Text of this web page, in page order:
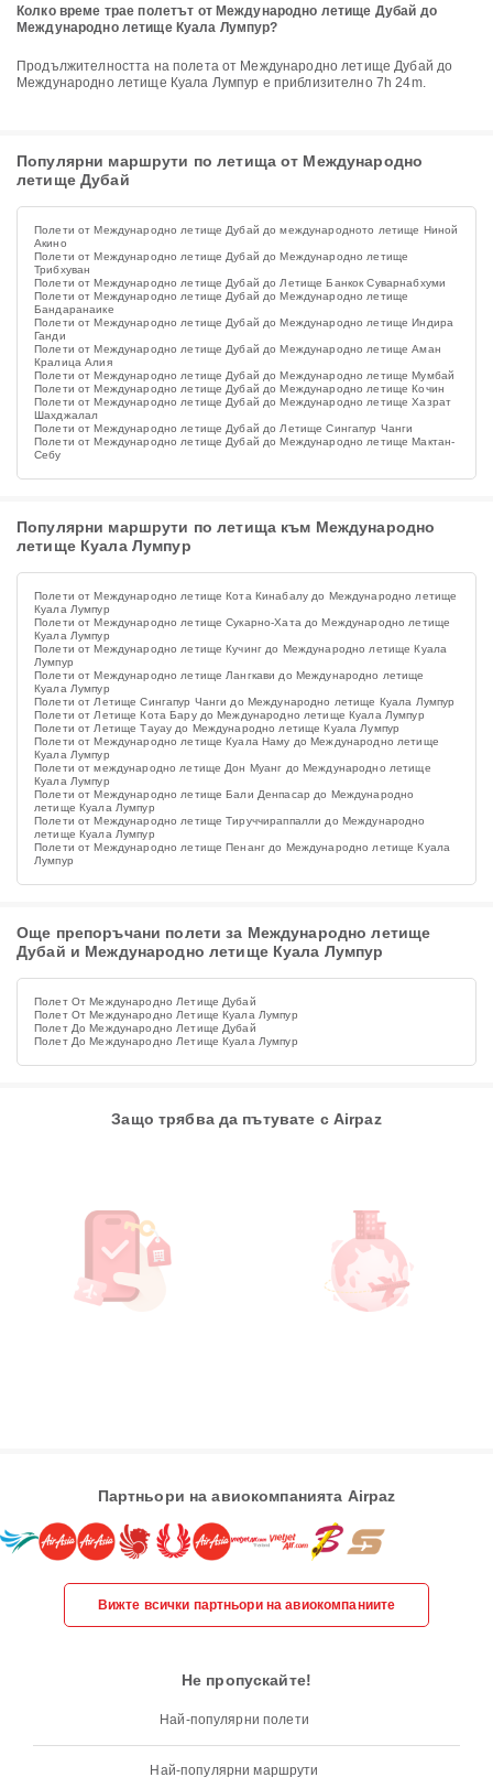
Колко време трае полетът от Международно летище Дубай до
Международно летище Куала Лумпур?
Продължителността на полета от Международно летище Дубай до
Международно летище Куала Лумпур е приблизително 7h 24m.
Популярни маршрути по летища от Международно
летище Дубай
Полети от Международно летище Дубай до международното летище Ниной
Акино
Полети от Международно летище Дубай до Международно летище
Трибхуван
Полети от Международно летище Дубай до Летище Банкок Суварнабхуми
Полети от Международно летище Дубай до Международно летище
Бандаранаике
Полети от Международно летище Дубай до Международно летище Индира
Ганди
Полети от Международно летище Дубай до Международно летище Аман
Кралица Алия
Полети от Международно летище Дубай до Международно летище Мумбай
Полети от Международно летище Дубай до Международно летище Кочин
Полети от Международно летище Дубай до Международно летище Хазрат
Шахджалал
Полети от Международно летище Дубай до Летище Сингапур Чанги
Полети от Международно летище Дубай до Международно летище Мактан-
Себу
Популярни маршрути по летища към Международно
летище Куала Лумпур
Полети от Международно летище Кота Кинабалу до Международно летище
Куала Лумпур
Полети от Международно летище Сукарно-Хата до Международно летище
Куала Лумпур
Полети от Международно летище Кучинг до Международно летище Куала
Лумпур
Полети от Международно летище Лангкави до Международно летище
Куала Лумпур
Полети от Летище Сингапур Чанги до Международно летище Куала Лумпур
Полети от Летище Кота Бару до Международно летище Куала Лумпур
Полети от Летище Тауау до Международно летище Куала Лумпур
Полети от Международно летище Куала Наму до Международно летище
Куала Лумпур
Полети от международно летище Дон Муанг до Международно летище
Куала Лумпур
Полети от Международно летище Бали Денпасар до Международно
летище Куала Лумпур
Полети от Международно летище Тируччираппалли до Международно
летище Куала Лумпур
Полети от Международно летище Пенанг до Международно летище Куала
Лумпур
Още препоръчани полети за Международно летище
Дубай и Международно летище Куала Лумпур
Полет От Международно Летище Дубай
Полет От Международно Летище Куала Лумпур
Полет До Международно Летище Дубай
Полет До Международно Летище Куала Лумпур
Защо трябва да пътувате с Airpaz
Партньори на авиокомпанията Airpaz
Вижте всички партньори на авиокомпаниите
Не пропускайте!
Най-популярни полети
Най-популярни маршрути